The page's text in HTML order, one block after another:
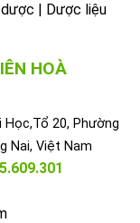
| Dược liệu
HOÀ
20, Phường
Nai, Việt Nam